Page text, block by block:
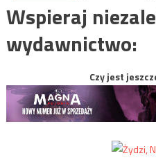
Wspieraj
wydawnictwo:
Czy jest